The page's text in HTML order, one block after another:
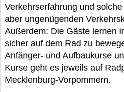
Verkehrserfahrung und
aber ungenügenden
Außerdem: Die Gäste lernen
sicher auf dem Rad zu
Anfänger- und Aufbaukurse
Kurse geht es jeweils auf
Mecklenburg-Vorpommern.